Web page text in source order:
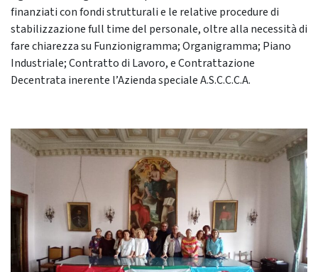
finanziati con fondi strutturali e le relative procedure di
stabilizzazione full time del personale, oltre alla necessità di
fare chiarezza su Funzionigramma; Organigramma; Piano
Industriale; Contratto di Lavoro, e Contrattazione
Decentrata inerente l’Azienda speciale A.S.C.C.C.A.